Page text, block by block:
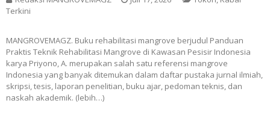
Terkini
MANGROVEMAGZ. Buku rehabilitasi mangrove berjudul Panduan
Praktis Teknik Rehabilitasi Mangrove di Kawasan Pesisir Indonesia
karya Priyono, A. merupakan salah satu referensi mangrove
Indonesia yang banyak ditemukan dalam daftar pustaka jurnal ilmiah,
skripsi, tesis, laporan penelitian, buku ajar, pedoman teknis, dan
naskah akademik. (lebih…)